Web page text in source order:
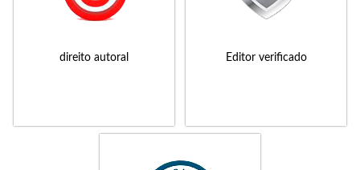
direito autoral Editor verificado